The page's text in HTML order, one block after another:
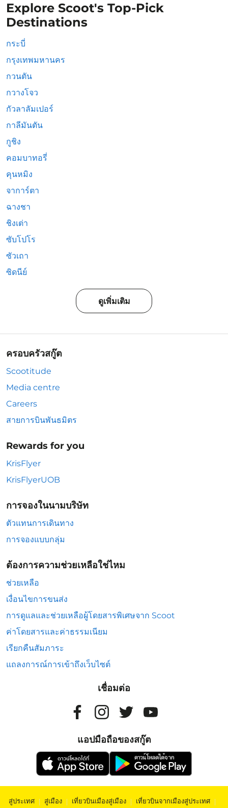
Explore Scoot's Top-Pick
Destinations
กระบี่
กรุงเทพมหานคร
กวนตัน
กวางโจว
กัวลาลัมเปอร์
กาลีมันตัน
กูชิง
คอมบาทอรี่
คุนหมิง
จาการ์ตา
ฉางชา
ชิงเต่า
ซับโปโร
ซัวเถา
ซิดนีย์
ดูเพิ่มเติม
ครอบครัวสกู๊ต
Scootitude
Media centre
Careers
สายการบินพันธมิตร
Rewards for you
KrisFlyer
KrisFlyerUOB
การจองในนามบริษัท
ตัวแทนการเดินทาง
การจองแบบกลุ่ม
ต้องการความช่วยเหลือใช่ไหม
ช่วยเหลือ
เงื่อนไขการขนส่ง
การดูแลและช่วยเหลือผู้โดยสารพิเศษจาก Scoot
ค่าโดยสารและค่าธรรมเนียม
เรียกคืนสัมภาระ
แถลงการณ์การเข้าถึงเว็บไซต์
เชื่อมต่อ
แอปมือถือของสกู๊ต
สู่ประเทศ | สู่เมือง | เที่ยวบินเมืองสู่เมือง | เที่ยวบินจากเมืองสู่ประเทศ |